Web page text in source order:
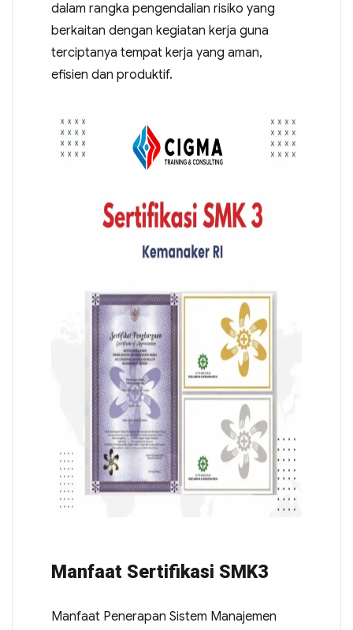
dalam rangka pengendalian risiko yang
berkaitan dengan kegiatan kerja guna
terciptanya tempat kerja yang aman,
efisien dan produktif.
Manfaat Sertifikasi SMK3
Manfaat Penerapan Sistem Manajemen